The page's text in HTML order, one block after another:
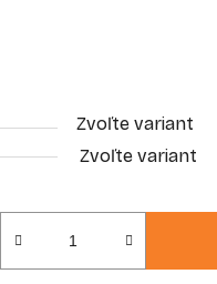
Zvoľte variant
Zvoľte variant